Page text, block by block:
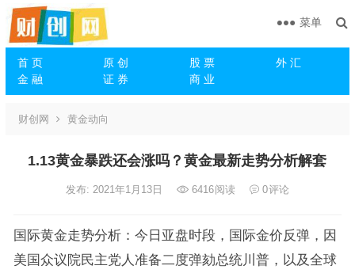
首 页 原 创 股 票
外 汇
金 融
证 券 商 业
菜单
财创网 黄金动向
1.13黄金暴跌还会涨吗？黄金最新走势分析解套
发布: 2021年1月13日 6416阅读 0评论
国际黄金走势分析：今日亚盘时段，国际金价反弹，因
美国众议院民主党人准备二度弹劾总统川普，以及全球